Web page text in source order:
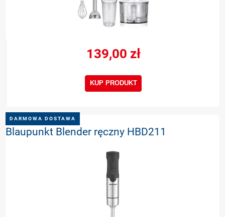
139,00 zł
KUP PRODUKT
Blaupunkt Blender ręczny HBD211
DARMOWA DOSTAWA